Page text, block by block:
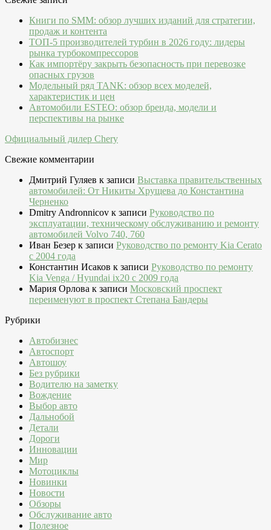
Книги по SMM: обзор лучших изданий для стратегии,
продаж и контента
ТОП-5 производителей турбин в 2026 году: лидеры
рынка турбокомпрессоров
Как импортёру закрыть безопасность при перевозке
опасных грузов
Модельный ряд TANK: обзор всех моделей,
характеристик и цен
Автомобили ESTEO: обзор бренда, модели и
перспективы на рынке
Официальный дилер Chery
Свежие комментарии
Дмитрий Гуляев к записи Выставка правительственных
автомобилей: От Никиты Хрущева до Константина
Черненко
Dmitry Andronnicov к записи Руководство по
эксплуатации, техническому обслуживанию и ремонту
автомобилей Volvo 740, 760
Иван Безер к записи Руководство по ремонту Kia Cerato
c 2004 года
Константин Исаков к записи Руководство по ремонту
Kia Venga / Hyundai ix20 c 2009 года
Мария Орлова к записи Московский проспект
переименуют в проспект Степана Бандеры
Рубрики
Автобизнес
Автоспорт
Автошоу
Без рубрики
Водителю на заметку
Вождение
Выбор авто
Дальнобой
Детали
Дороги
Инновации
Мир
Мотоциклы
Новинки
Новости
Обзоры
Обслуживание авто
Полезное